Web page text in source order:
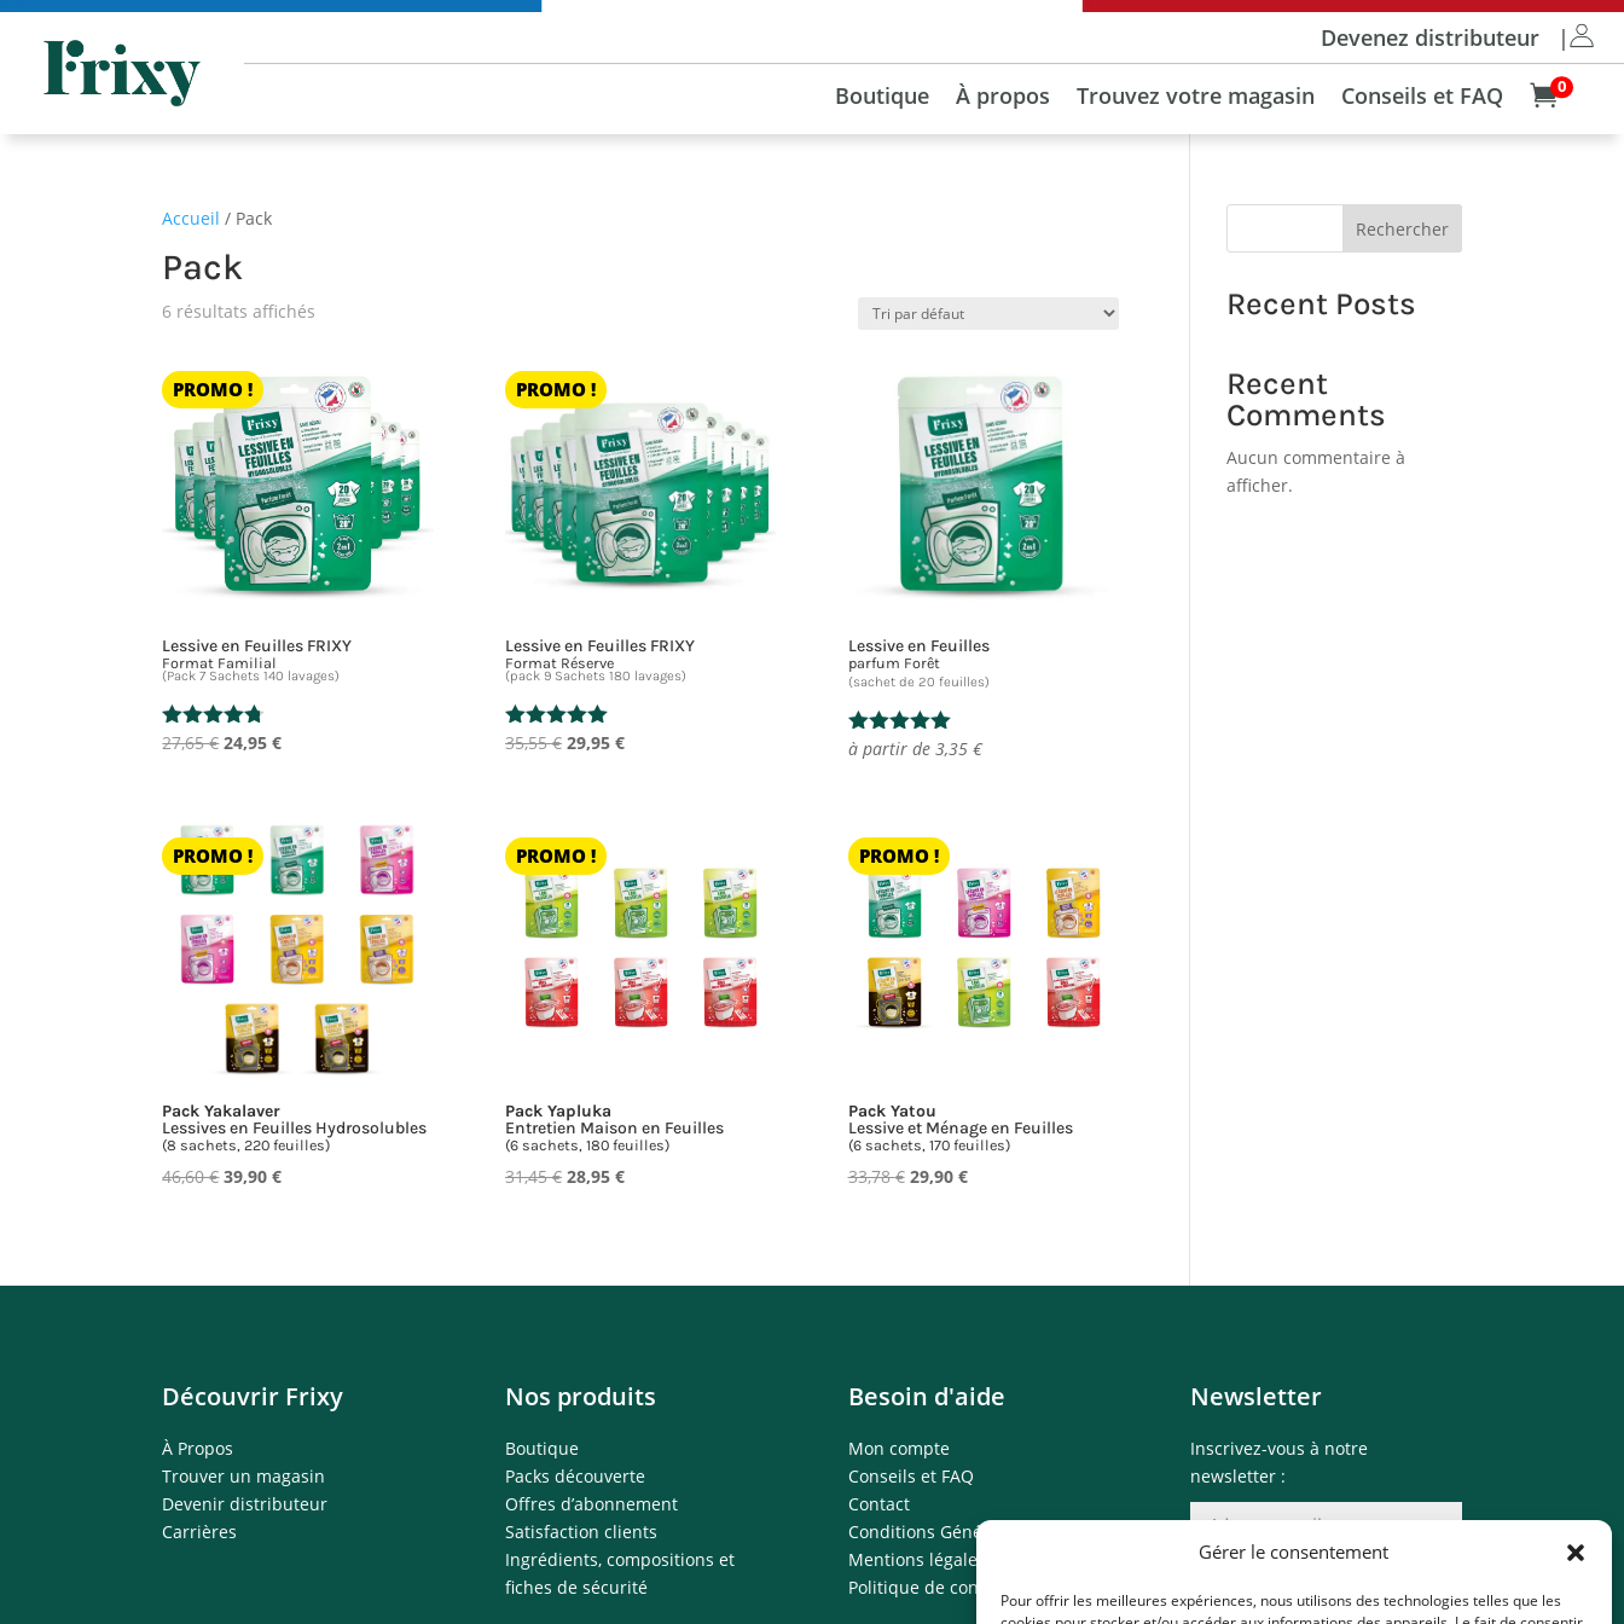
Gérer le consentement
Pour offrir les meilleures expériences, nous utilisons des technologies telles que les
Devenez distributeur |
Boutique
À propos Trouvez votre magasin Conseils et FAQ 0
Accueil / Pack
Pack
6 résultats affichés
PROMO !
Lessive en Feuilles FRIXY
Format Familial
(Pack 7 Sachets 140 lavages)
Note
27,65€Le
était :
27,65 €.
24,95€Le
est :
24,95 €.
PROMO !
Lessive en Feuilles FRIXY
Format Réserve
(pack 9 Sachets 180 lavages)
Note
35,55€ Le
35,55 €.
29,95 €Le
Lessive en Feuilles
parfum Forêt
(sachet de 20 feuilles)
Note
à partir de 3,35 €
PROMO !
Pack Yakalaver
Lessives en Feuilles Hydrosolubles
(8 sachets, 220 feuilles)
46,60€Le
46,60 €.
39,90€Le
39,90 €.
PROMO !
Pack Yapluka
Entretien Maison en Feuilles
(6 sachets, 180 feuilles)
31,45€ Le
31,45 €.
28,95 €Le
28,95 €.
PROMO !
Pack Yatou
Lessive et Ménage en Feuilles
(6 sachets, 170 feuilles)
33,78€ Le
33,78 €.
29,90 €Le
29,90 €.
Rechercher
Recent Posts
Recent
Comments
Aucun commentaire à
afficher.
Découvrir Frixy
À Propos
Trouver un magasin
Devenir distributeur
Carrières
Nos produits
Boutique
Packs découverte
Offres d’abonnement
Satisfaction clients
Ingrédients, compositions et
fiches de sécurité
Besoin d'aide
Mon compte
Conseils et FAQ
Contact
Conditions Générales de Vente
Mentions légales
Politique de confidentialité
Newsletter
Inscrivez-vous à notre
newsletter :
Valider